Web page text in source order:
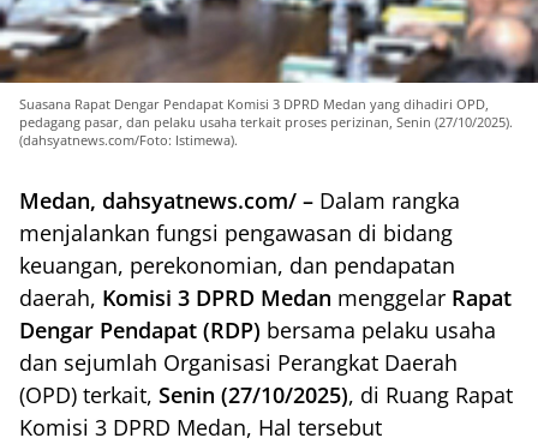
Suasana Rapat Dengar Pendapat Komisi 3 DPRD Medan yang dihadiri OPD,
pedagang pasar, dan pelaku usaha terkait proses perizinan, Senin (27/10/2025).
(dahsyatnews.com/Foto: Istimewa).
Medan, dahsyatnews.com/ – Dalam rangka
menjalankan fungsi pengawasan di bidang
keuangan, perekonomian, dan pendapatan
daerah, Komisi 3 DPRD Medan menggelar Rapat
Dengar Pendapat (RDP) bersama pelaku usaha
dan sejumlah Organisasi Perangkat Daerah
(OPD) terkait, Senin (27/10/2025), di Ruang Rapat
Komisi 3 DPRD Medan, Hal tersebut